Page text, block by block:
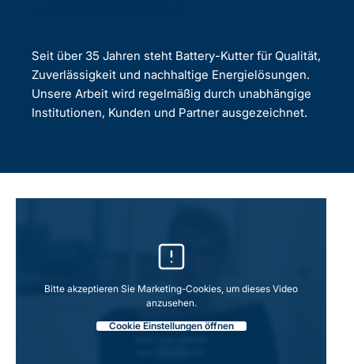
Seit über 35 Jahren steht Battery-Kutter für Qualität,
Zuverlässigkeit und nachhaltige Energielösungen.
Unsere Arbeit wird regelmäßig durch unabhängige
Institutionen, Kunden und Partner ausgezeichnet.
Bitte akzeptieren Sie Marketing-Cookies, um dieses Video
anzusehen.
Cookie Einstellungen öffnen